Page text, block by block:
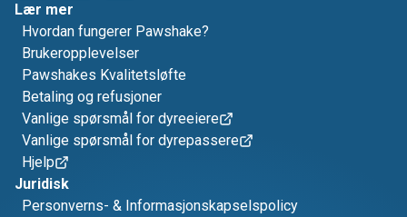
Lær mer
Hvordan fungerer Pawshake?
Brukeropplevelser
Pawshakes Kvalitetsløfte
Betaling og refusjoner
Vanlige spørsmål for dyreeiere
Vanlige spørsmål for dyrepassere
Hjelp
Juridisk
Personverns- & Informasjonskapselspolicy